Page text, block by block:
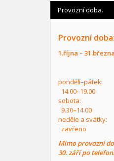
Provozní doba.
Provozní doba:
1.října – 31.března
pondělí–pátek:
14.00–19.00
sobota:
9.30–14.00
neděle a svátky:
zavřeno
Mimo provozní
30. září po